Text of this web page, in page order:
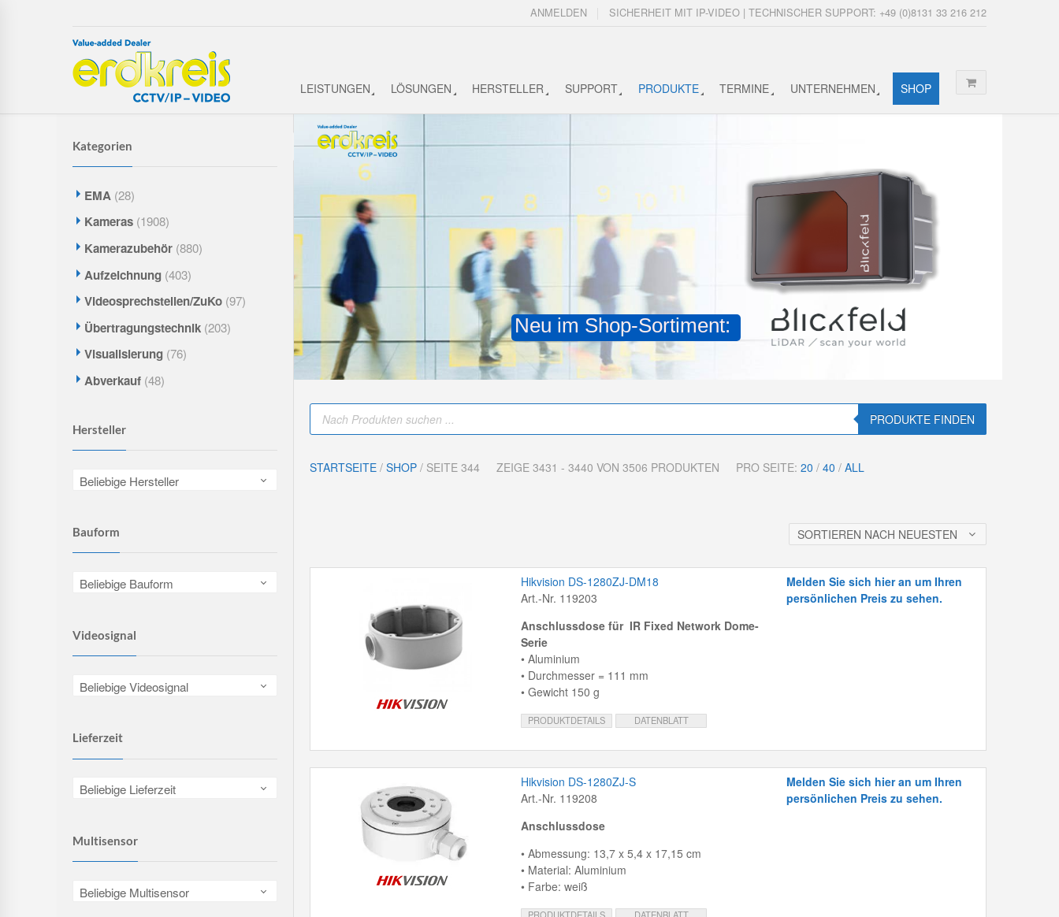
SICHERHEIT MIT IP-VIDEO | TECHNISCHER SUPPORT: +49 (0)8131 33 216 212
ANMELDEN
LEISTUNGEN LÖSUNGEN HERSTELLER SUPPORT PRODUKTE TERMINE UNTERNEHMEN SHOP
Kategorien
EMA (28)
Kameras (1908)
Kamerazubehör (880)
Aufzeichnung (403)
Videosprechstellen/ZuKo (97)
Übertragungstechnik (203)
Visualisierung (76)
Abverkauf (48)
Hersteller
Beliebige Hersteller
Bauform
Beliebige Bauform
Videosignal
Beliebige Videosignal
Lieferzeit
Beliebige Lieferzeit
Multisensor
Beliebige Multisensor
Neu im Shop-Sortiment:
P
o
c
t
PRODUKTE FINDEN
STARTSEITE / SHOP / SEITE 344 ZEIGE 3431 - 3440 VON 3506 PRODUKTEN PRO SEITE: 20 / 40 / ALL
SORTIEREN NACH NEUESTEN
Hikvision DS-1280ZJ-DM18
Art.-Nr. 119203
Anschlussdose für IR Fixed Network Dome-
Serie
• Aluminium
• Durchmesser = 111 mm
• Gewicht 150 g
PRODUKTDETAILS DATENBLATT
Melden Sie sich hier an um Ihren
persönlichen Preis zu sehen.
Hikvision DS-1280ZJ-S
Art.-Nr. 119208
Anschlussdose
• Abmessung: 13,7 x 5,4 x 17,15 cm
• Material: Aluminium
• Farbe: weiß
Melden Sie sich hier an um Ihren
persönlichen Preis zu sehen.